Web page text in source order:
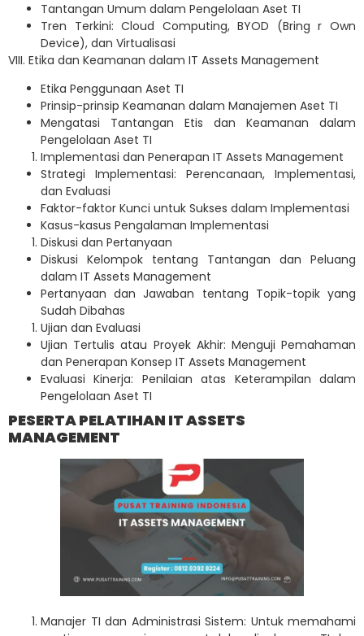
Tantangan Umum dalam Pengelolaan Aset TI
Tren Terkini: Cloud Computing, BYOD (Bring r Own
Device), dan Virtualisasi
VIII. Etika dan Keamanan dalam IT Assets Management
Etika Penggunaan Aset TI
Prinsip-prinsip Keamanan dalam Manajemen Aset TI
Mengatasi Tantangan Etis dan Keamanan dalam
Pengelolaan Aset TI
Implementasi dan Penerapan IT Assets Management
Strategi Implementasi: Perencanaan, Implementasi,
dan Evaluasi
Faktor-faktor Kunci untuk Sukses dalam Implementasi
Kasus-kasus Pengalaman Implementasi
Diskusi dan Pertanyaan
Diskusi Kelompok tentang Tantangan dan Peluang
dalam IT Assets Management
Pertanyaan dan Jawaban tentang Topik-topik yang
Sudah Dibahas
Ujian dan Evaluasi
Ujian Tertulis atau Proyek Akhir: Menguji Pemahaman
dan Penerapan Konsep IT Assets Management
Evaluasi Kinerja: Penilaian atas Keterampilan dalam
Pengelolaan Aset TI
PESERTA PELATIHAN IT ASSETS
MANAGEMENT
Manajer TI dan Administrasi Sistem: Untuk memahami